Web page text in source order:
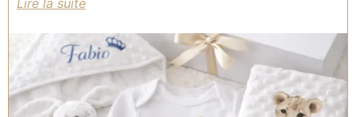
parfumées (bougies, fondants, diffuseurs de voiture,
etc...) et les créations décoratives.
Nous proposons aux CSE et à leurs salariés des
créations uniques, fabriquées avec soin en France,
pour toutes les occasions.